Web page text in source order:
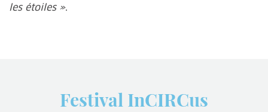
les étoiles ».
Festival InCIRCus